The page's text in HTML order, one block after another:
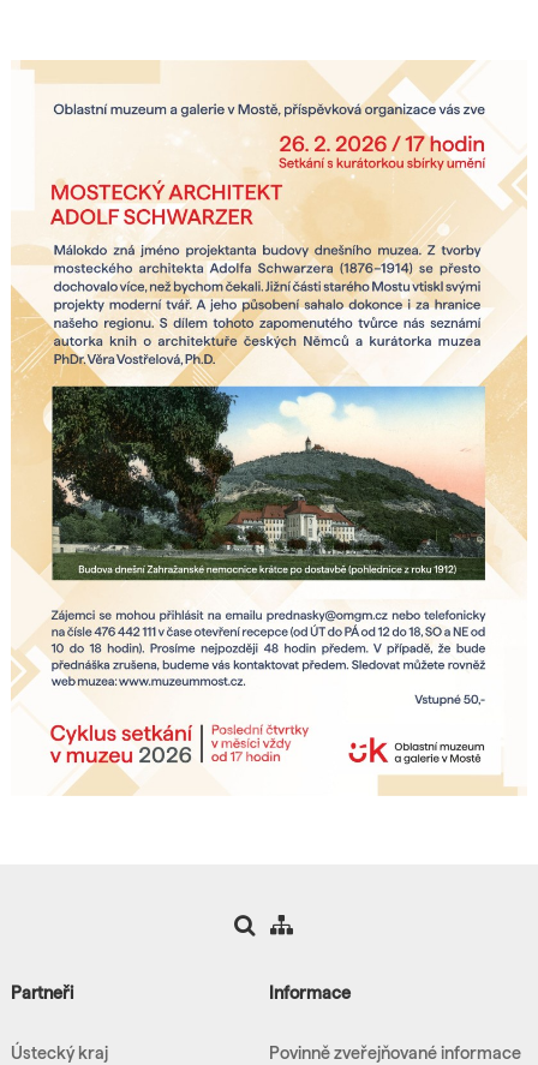
Partneři
Ústecký kraj
Informace
Povinně zveřejňované informace